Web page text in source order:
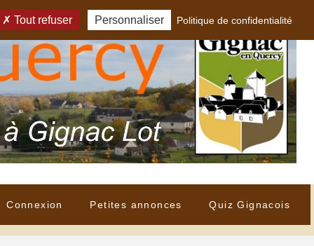
Connexion Petites annonces Quiz Gignacois
Tout refuser Personnaliser Politique de confidentialité